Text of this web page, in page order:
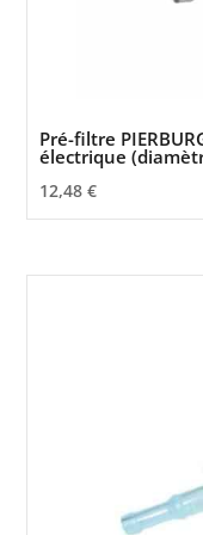
Pré-filtre
électrique
12,48€